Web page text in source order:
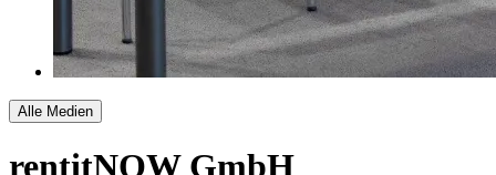
Alle Medien
rentitNOW GmbH